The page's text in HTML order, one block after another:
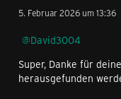
5. Februar 2026 um 13:36
David3004
Super, Danke für
herausgefunden